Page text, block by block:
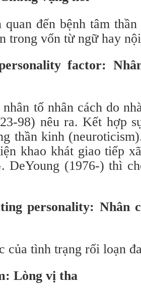
quan đến bệnh tâm
trong vốn từ ngữ hay
factor:
tố nhân cách do
98) nêu ra. Kết hợp
thần kinh
khao khát giao tiếp
DeYoung (1976-) thì
personality: Nhân
của tình trạng rối loạn
Lòng vị tha